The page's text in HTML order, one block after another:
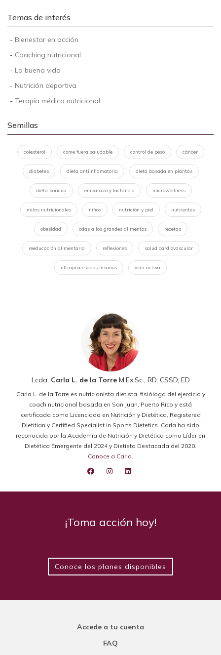
Temas de interés
- Bienestar en acción
- Coaching nutricional
- La buena vida
- Nutrición deportiva
- Terapia médico nutricional
Semillas
colesterol come fuera saludable control de peso cáncer
diabetes dieta antiinflamatoria dieta basada en plantas
dieta boricua embarazo y lactancia microwellness
mitos nutricionales niños nutrición y piel nutrientes
obesidad odas a los grandes alimentos recetas
reeducación alimentaria reflexiones salud cardiovascular
ultraprocesados insanos vida activa
Lcda. Carla L. de la TorreM.Ex.Sc., RD, CSSD, ED
Carla L. de la Torre es nutricionista dietista, fisióloga del ejercicio y
coach nutricional basada en San Juan, Puerto Rico y está
certificada como Licenciada en Nutrición y Dietética, Registered
Dietitian y Certified Specialist in Sports Dietetics. Carla ha sido
reconocida por la Academia de Nutrición y Dietética como Líder en
Dietética Emergente del 2024 y Dietista Destacada del 2020.
Conoce a Carla
¡Toma acción hoy!
Conoce los planes disponibles
Accede a tu cuenta
FAQ